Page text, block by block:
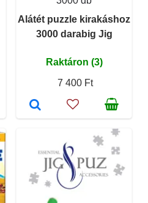
Alátét puzzle kirakáshoz
3000 darabig Jig
Raktáron (3)
7 400 Ft